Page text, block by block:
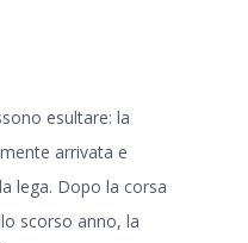
esultare: la
arrivata e
lega. Dopo la corsa
scorso anno, la